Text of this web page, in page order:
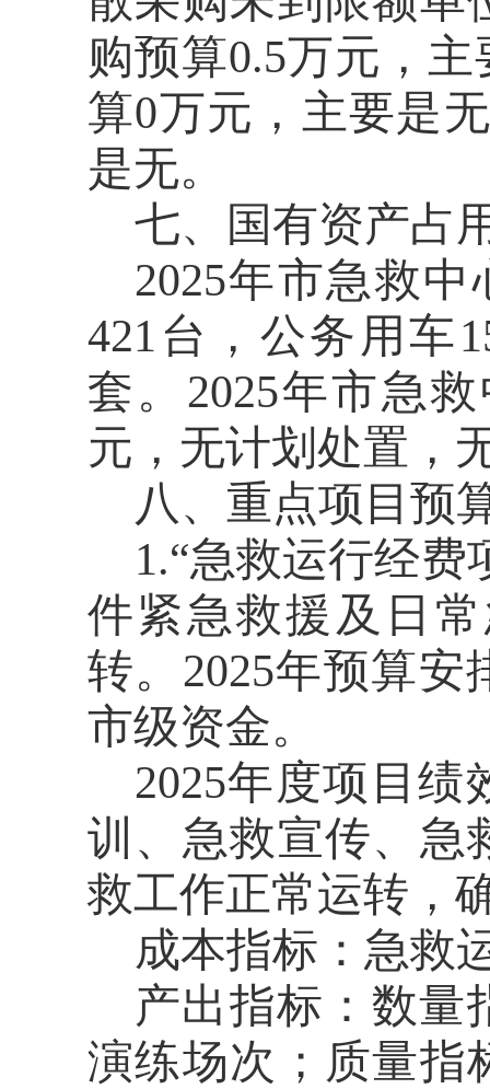
购预算0.5万元，
算0万元，主要是
是无。
七、国有资产占
2025年市急救中
421 台，公务用车
套。2025年市急
元，无计划处置，
八、重点项目预
1.“急救运行经费
件紧急救援及日
转。 2025年预算安
市级资金。
2025年度项目绩
训、急救宣传、急
救工作正常运转，
成本指标： 急救
产出指标： 数量
演练场次；质量指